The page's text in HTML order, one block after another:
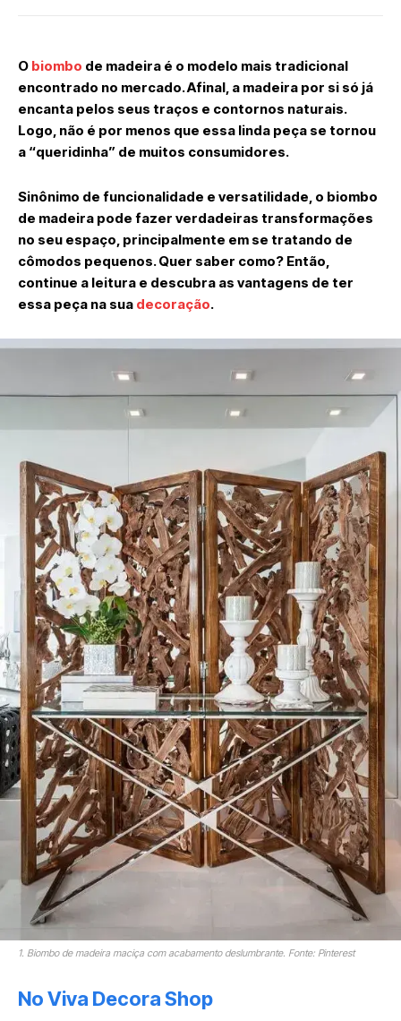
O biombo de madeira é o modelo mais tradicional
encontrado no mercado. Afinal, a madeira por si só já
encanta pelos seus traços e contornos naturais.
Logo, não é por menos que essa linda peça se tornou
a “queridinha” de muitos consumidores.
Sinônimo de funcionalidade e versatilidade, o biombo
de madeira pode fazer verdadeiras transformações
no seu espaço, principalmente em se tratando de
cômodos pequenos. Quer saber como? Então,
continue a leitura e descubra as vantagens de ter
essa peça na sua decoração.
1. Biombo de madeira maciça com acabamento deslumbrante. Fonte: Pinterest
No Viva Decora Shop